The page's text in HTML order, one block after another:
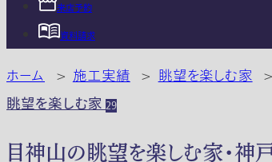
来店予約
資料請求
ホーム > 施工実績 > 眺望を楽しむ家 >
眺望を楽しむ家29
目神山の眺望を楽しむ家・神